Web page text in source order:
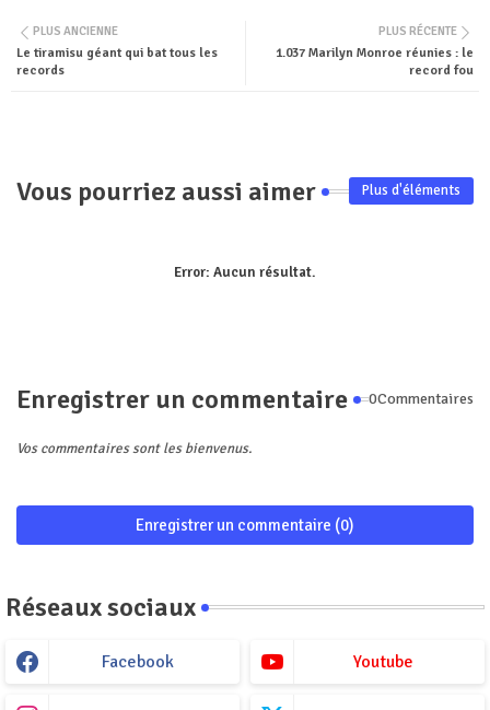
ter tsa
PLUS RÉCENTE
1.037 Marilyn Monroe réunies : le
record fou
PLUS ANCIENNE
Le tiramisu géant qui bat tous les
records
Vous pourriez aussi aimer Plus d'éléments
Error: Aucun résultat.
Enregistrer un commentaire 0Commentaires
Vos commentaires sont les bienvenus.
Enregistrer un commentaire (0)
Réseaux sociaux
Facebook Youtube